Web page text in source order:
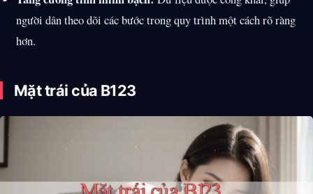
người dân theo dõi các bước trong quy trình một cách rõ ràng
hơn.
Mặt trái của B123